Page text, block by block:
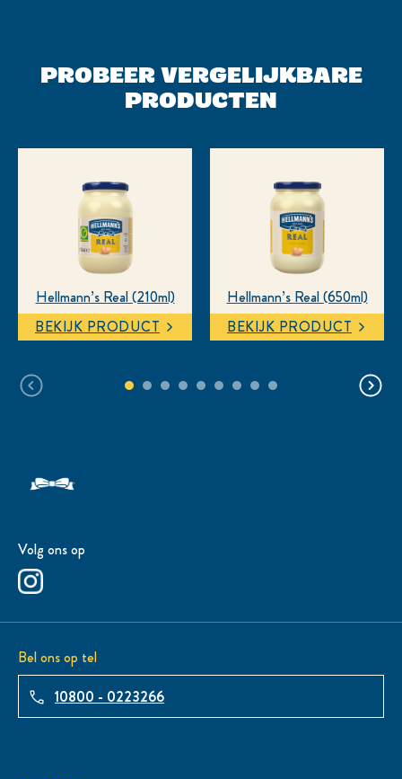
PROBEER VERGELIJKBARE
PRODUCTEN
Hellmann’s Real (210ml)
BEKIJK PRODUCT
Hellmann’s Real (650ml)
BEKIJK PRODUCT
Volg ons op
Bel ons op tel
10800 - 0223266